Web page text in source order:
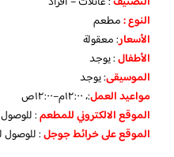
النوع :مطعم
الأسعار:معقولة
الأطفال:يوجد
الموسيقى:يوجد
مواعيد العمل:، ١٢:٠٠م–١٢:٠٠ص
الموقع الالكتروني للمطعم: للوصول
الموقع على خرائط جوجل: